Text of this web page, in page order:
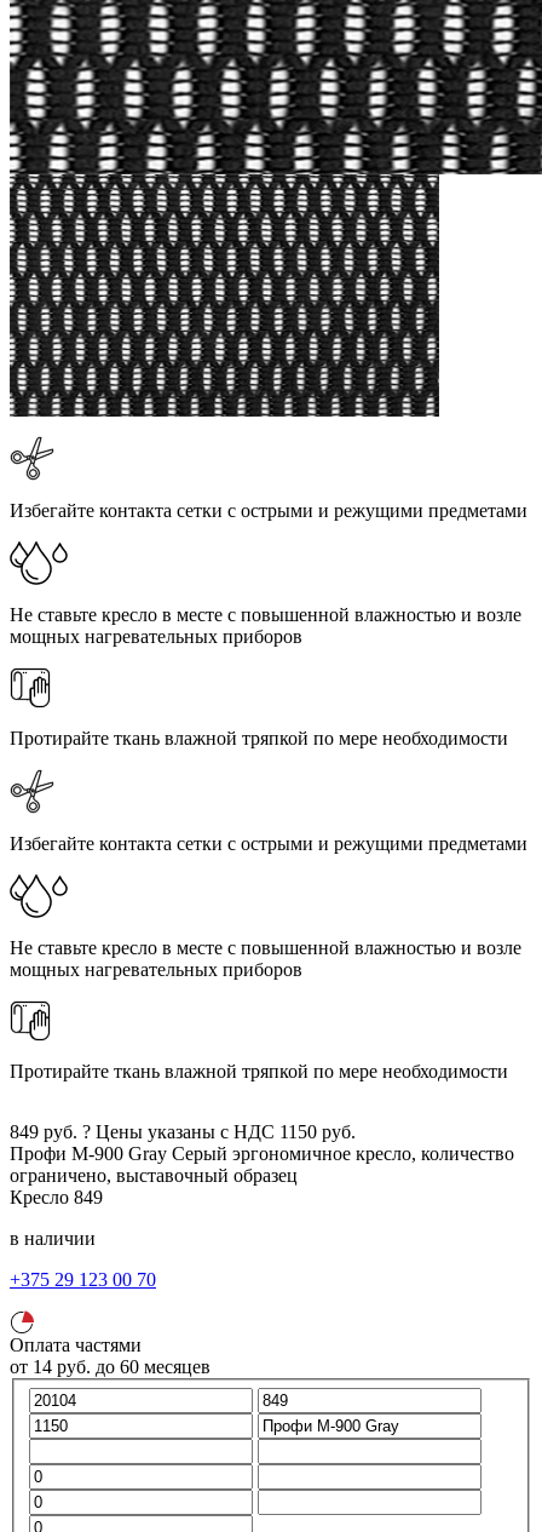
Избегайте контакта сетки с острыми и режущими предметами
Не ставьте кресло в месте с повышенной влажностью и возле
мощных нагревательных приборов
Протирайте ткань влажной тряпкой по мере необходимости
Избегайте контакта сетки с острыми и режущими предметами
Не ставьте кресло в месте с повышенной влажностью и возле
мощных нагревательных приборов
Протирайте ткань влажной тряпкой по мере необходимости
849 руб. ? Цены указаны с НДС 1150 руб.
Профи М-900 Gray Серый эргономичное кресло, количество
ограничено, выставочный образец
Кресло 849
в наличии
+375 29 123 00 70
Оплата частями
от 14 руб. до 60 месяцев